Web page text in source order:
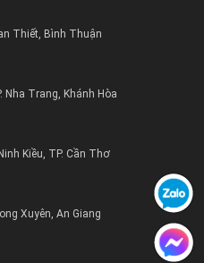
Thiết, Bình Thuận
Nha Trang, Khánh Hòa
Kiều, TP. Cần Thơ
Xuyên, An Giang